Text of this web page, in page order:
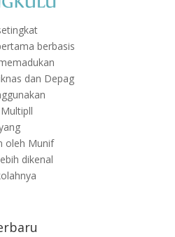
berbasis
dan Depag
oleh Munif
dikenal